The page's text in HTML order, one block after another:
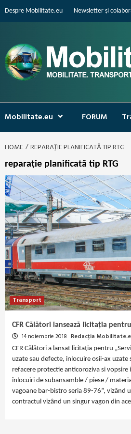
Despre Mobilitate.eu Newsletter și
Mobilitate.eu FORUM
HOME REPARAŢIE PLANIFICATĂ TIP RTG
reparaţie planificată tip RTG
Transport
CFR Călători lansează licitația
14 noiembrie 2018 Redacția
CFR Călători a lansat licitația pentru
uzate sau defecte, inlocuire osii-ax
refacere protectie anticoroziva si
înlocuiri de subansamble / piese /
vagoane bar-bistro seria 89-76”, vizând
contractul vizând un singur vagon din